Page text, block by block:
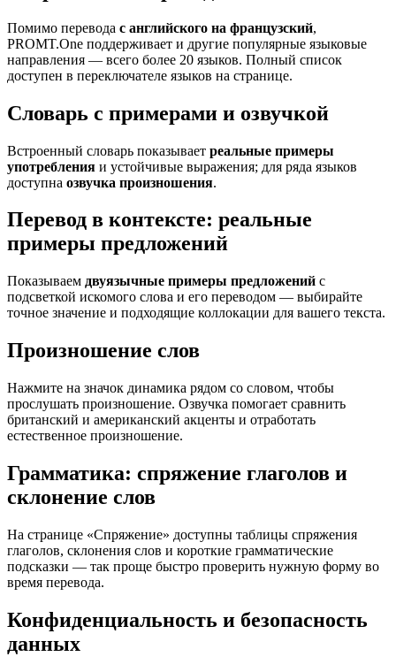
Помимо перевода с английского на французский,
PROMT.One поддерживает и другие популярные языковые
направления — всего более 20 языков. Полный список
доступен в переключателе языков на странице.
Словарь с примерами и озвучкой
Встроенный словарь показывает реальные примеры
употребления и устойчивые выражения; для ряда языков
доступна озвучка произношения.
Перевод в контексте: реальные
примеры предложений
Показываем двуязычные примеры предложений с
подсветкой искомого слова и его переводом — выбирайте
точное значение и подходящие коллокации для вашего текста.
Произношение слов
Нажмите на значок динамика рядом со словом, чтобы
прослушать произношение. Озвучка помогает сравнить
британский и американский акценты и отработать
естественное произношение.
Грамматика: спряжение глаголов и
склонение слов
На странице «Спряжение» доступны таблицы спряжения
глаголов, склонения слов и короткие грамматические
подсказки — так проще быстро проверить нужную форму во
время перевода.
Конфиденциальность и безопасность
данных